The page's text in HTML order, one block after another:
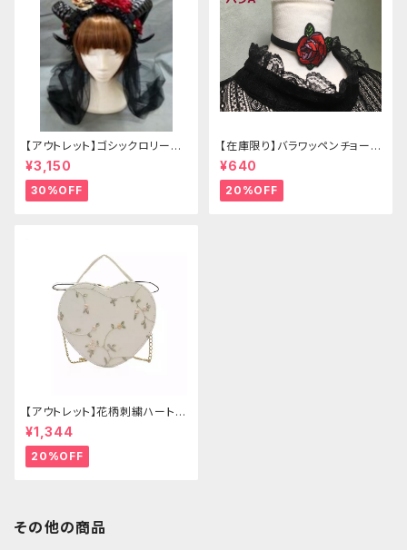
【アウトレット】ゴシックロリータ
ゴールドクラウン＆ホーン(ヴェ
ール付き)
¥3,150
30%OFF
【在庫限り】バラワッペンチョーカ
ー
¥640
20%OFF
【アウトレット】花柄刺繍ハートバ
ッグ
¥1,344
20%OFF
その他の商品